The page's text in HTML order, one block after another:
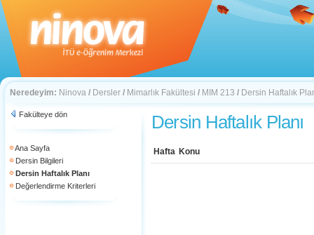
Neredeyim: Ninova / Dersler / Mimarlık Fakültesi / MIM 213 / Dersin Haftalık
Fakülteye dön
Ana Sayfa
Dersin Bilgileri
Dersin Haftalık Planı
Değerlendirme Kriterleri
Dersin Haftalık Planı
Hafta Konu